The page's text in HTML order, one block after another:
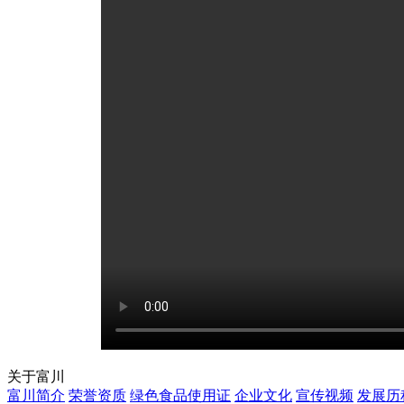
关于富川
富川简介 荣誉资质 绿色食品使用证 企业文化 宣传视频 发展历